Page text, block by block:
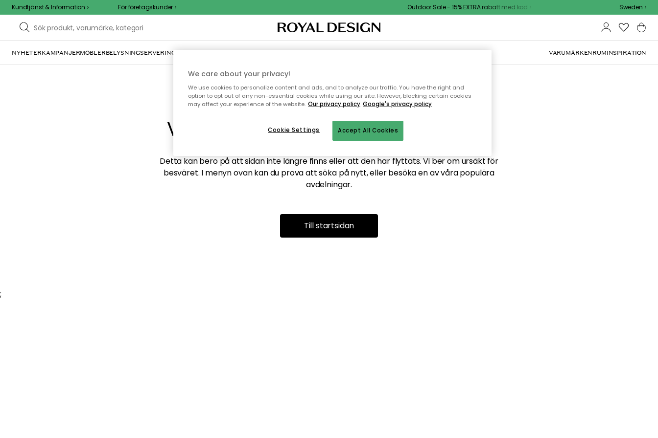
Kundtjänst & Information För företagskunder Outdoor Sale - 15% EXTRA rabatt med kod Sweden
NYHETERKAMPANJERMÖBLERBELYSNINGSERVERING INREDNINGTEXTIL & MATTORKÖKETFÖRVARINGUTEMÖBLER VARUMÄRKENRUMINSPIRATION
Vi hittar tyvärr inte sidan du söker
Detta kan bero på att sidan inte längre finns eller att den har flyttats. Vi ber om ursäkt för
besväret. I menyn ovan kan du prova att söka på nytt, eller besöka en av våra populära
avdelningar.
Till startsidan
;
We care about your privacy!
We use cookies to personalize content and ads, and to analyze our traffic. You have the right and
option to opt out of any non-essential cookies while using our site. However, blocking certain cookies
may affect your experience of the website. Our privacy policy Google's privacy policy
Accept All Cookies
Cookie Settings